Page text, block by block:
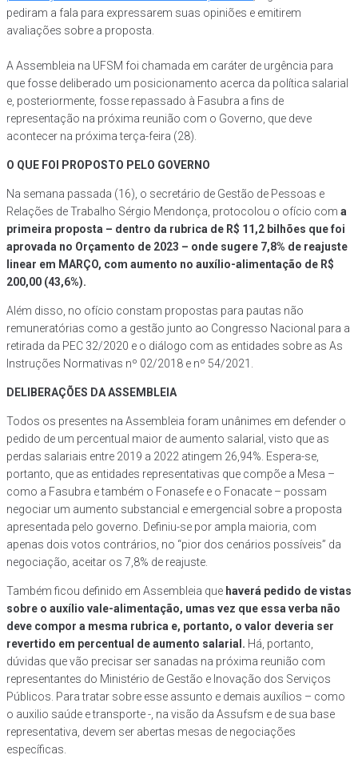
pediram a fala para expressarem suas opiniões e emitirem
avaliações sobre a proposta.
A Assembleia na UFSM foi chamada em caráter de urgência para
que fosse deliberado um posicionamento acerca da política salarial
e, posteriormente, fosse repassado à Fasubra a fins de
representação na próxima reunião com o Governo, que deve
acontecer na próxima terça-feira (28).
O QUE FOI PROPOSTO PELO GOVERNO
Na semana passada (16), o secretário de Gestão de Pessoas e
Relações de Trabalho Sérgio Mendonça, protocolou o ofício com a
primeira proposta – dentro da rubrica de R$ 11,2 bilhões que foi
aprovada no Orçamento de 2023 – onde sugere 7,8% de reajuste
linear em MARÇO, com aumento no auxílio-alimentação de R$
200,00 (43,6%).
Além disso, no ofício constam propostas para pautas não
remuneratórias como a gestão junto ao Congresso Nacional para a
retirada da PEC 32/2020 e o diálogo com as entidades sobre as As
Instruções Normativas nº 02/2018 e nº 54/2021.
DELIBERAÇÕES DA ASSEMBLEIA
Todos os presentes na Assembleia foram unânimes em defender o
pedido de um percentual maior de aumento salarial, visto que as
perdas salariais entre 2019 a 2022 atingem 26,94%. Espera-se,
portanto, que as entidades representativas que compõe a Mesa –
como a Fasubra e também o Fonasefe e o Fonacate – possam
negociar um aumento substancial e emergencial sobre a proposta
apresentada pelo governo. Definiu-se por ampla maioria, com
apenas dois votos contrários, no “pior dos cenários possíveis” da
negociação, aceitar os 7,8% de reajuste.
Também ficou definido em Assembleia que haverá pedido de vistas
sobre o auxílio vale-alimentação, umas vez que essa verba não
deve compor a mesma rubrica e, portanto, o valor deveria ser
revertido em percentual de aumento salarial. Há, portanto,
dúvidas que vão precisar ser sanadas na próxima reunião com
representantes do Ministério de Gestão e Inovação dos Serviços
Públicos. Para tratar sobre esse assunto e demais auxílios – como
o auxilio saúde e transporte -, na visão da Assufsm e de sua base
representativa, devem ser abertas mesas de negociações
específicas.